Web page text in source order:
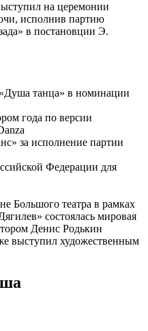
на церемонии
исполнив партию
в постановции Э.
танца» в номинации
года по версии
за исполнение партии
Федерации для
Большого театра в рамках
состоялась мировая
Денис Родькин
выступил художественным